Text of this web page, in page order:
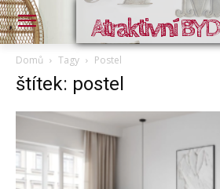
Atraktivní
Domů Tagy Postel
štítek: postel